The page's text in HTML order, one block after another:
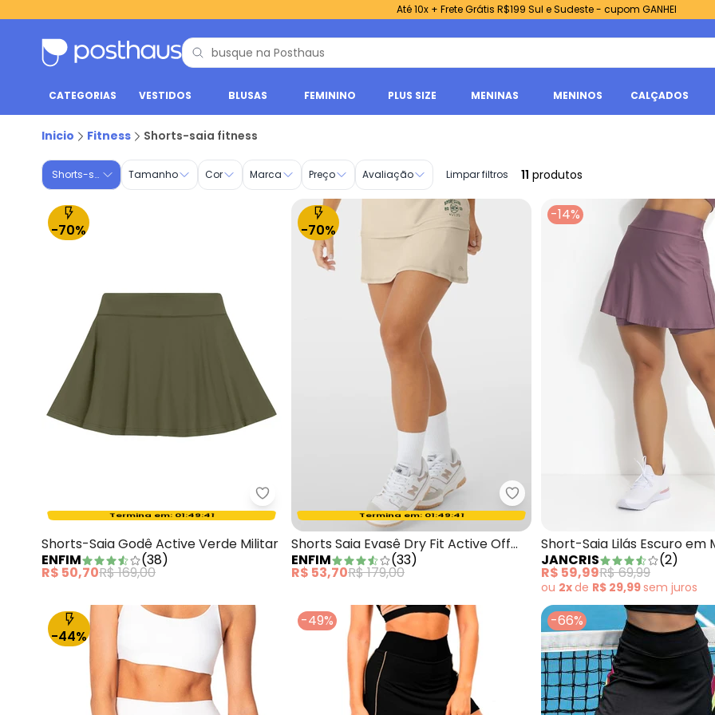
Até 10x + Frete Grátis R$199 Sul e Sudeste - cupom GANHEI
CATEGORIAS VESTIDOS BLUSAS FEMININO PLUS SIZE MENINAS MENINOS CALÇADOS
Inicio Fitness Shorts-saia fitness
Shorts-saia Tamanho Cor Marca Preço Avaliação Limpar filtros 11 produtos
-70%
Enfim - Shorts-Saia Godê Active Verde Militar
Oferta relâmpago
Termina em:01:49:40
Shorts-Saia Godê Active Verde Militar
ENFIM
(38)
R$ 50,70R$ 169,00
-70%
Enfim - Shorts Saia Evasê Dry
Oferta relâmpago
Termina em:01:49:40
Shorts Saia Evasê Dry Fit Active Off
White
ENFIM (33)
R$ 53,70R$ 179,00
-14%
Short-Saia Lilás Escuro em
Elastano
JANCRIS (2)
R$ 59,99R$ 69,99
ou 2xde R$ 29,99sem juros
-44%
-49% -66%